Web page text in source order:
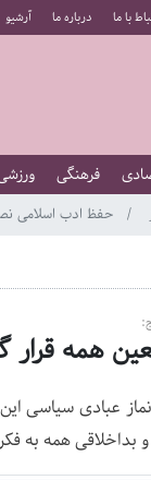
با ما درباره ما آرشیو
فرهنگی
حفظ ادب اسلامی
همه قرار
عبادی سیاسی
بداخلاقی همه به